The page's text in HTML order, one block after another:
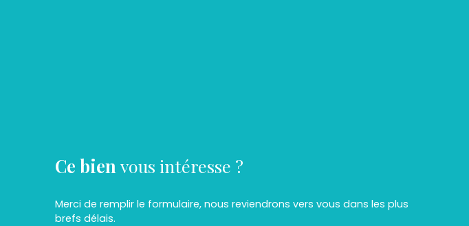
Ce bien vous intéresse ?
Merci de remplir le formulaire, nous reviendrons vers vous dans les plus
brefs délais.